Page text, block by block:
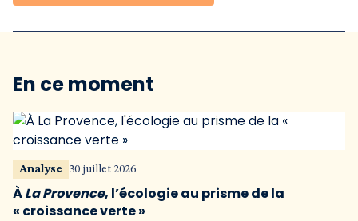
En ce moment
Analyse 30 juillet 2026
ÀLa Provence, l’écologie au prisme de la
« croissance verte »